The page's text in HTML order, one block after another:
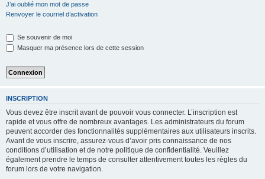
J’ai oublié mon mot de passe
Renvoyer le courriel d’activation
Se souvenir de moi
Masquer ma présence lors de cette session
INSCRIPTION
Vous devez être inscrit avant de pouvoir vous connecter. L’inscription est
rapide et vous offre de nombreux avantages. Les administrateurs du forum
peuvent accorder des fonctionnalités supplémentaires aux utilisateurs inscrits.
Avant de vous inscrire, assurez-vous d’avoir pris connaissance de nos
conditions d’utilisation et de notre politique de confidentialité. Veuillez
également prendre le temps de consulter attentivement toutes les règles du
forum lors de votre navigation.